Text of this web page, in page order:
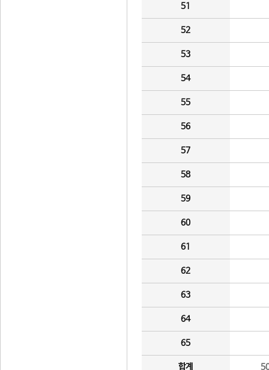
51
52
53
54
55
56
57
58
59
60
61
62
63
64
65
합계